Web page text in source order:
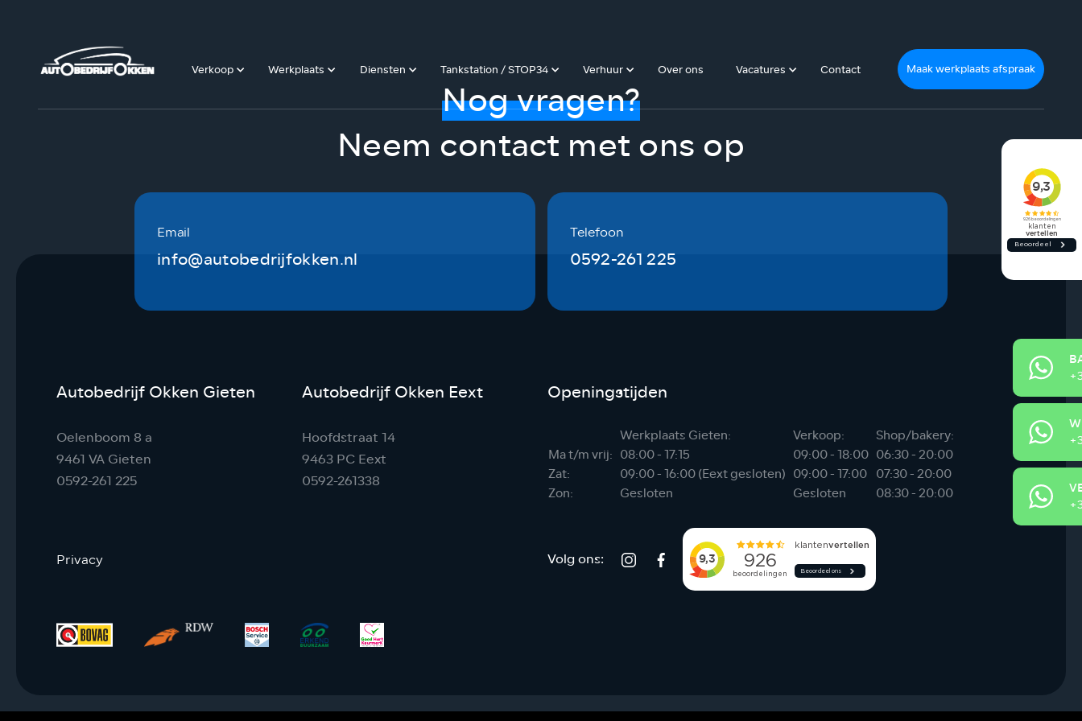
Verkoop Werkplaats Diensten Tankstation / STOP34 Verhuur Over ons Vacatures Contact Maak werkplaats afspraak
Nog vragen?
Neem contact met ons op
Email
info@autobedrijfokken.nl
Telefoon
0592-261 225
Autobedrijf Okken Gieten
Oelenboom 8 a
9461 VA Gieten
0592-261 225
Autobedrijf Okken Eext
Hoofdstraat 14
9463 PC Eext
0592-261338
Openingstijden
Werkplaats Gieten: Verkoop:
Shop/bakery:
Ma t/m vrij: 08:00 - 17:15 09:00 - 18:00 06:30 - 20:00
Zat:
09:00 - 16:00 (Eext gesloten) 09:00 - 17:00 07:30 - 20:00
Zon:
Gesloten Gesloten 08:30 - 20:00
Volg ons:
Privacy